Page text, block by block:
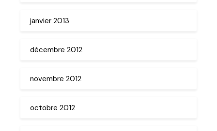
janvier 2013
décembre 2012
novembre 2012
octobre 2012